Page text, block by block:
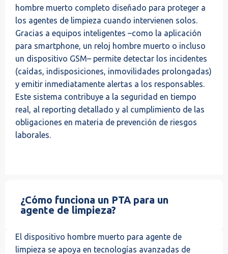
hombre muerto completo diseñado para proteger a
los agentes de limpieza cuando intervienen solos.
Gracias a equipos inteligentes –como la aplicación
para smartphone, un reloj hombre muerto o incluso
un dispositivo GSM– permite detectar los incidentes
(caídas, indisposiciones, inmovilidades prolongadas)
y emitir inmediatamente alertas a los responsables.
Este sistema contribuye a la seguridad en tiempo
real, al reporting detallado y al cumplimiento de las
obligaciones en materia de prevención de riesgos
laborales.
¿Cómo funciona un PTA para un
agente de limpieza?
El dispositivo hombre muerto para agente de
limpieza se apoya en tecnologías avanzadas de